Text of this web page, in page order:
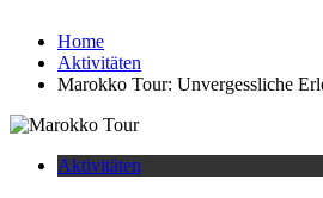
Home
Aktivitäten
Marokko Tour: Unvergessliche
Aktivitäten